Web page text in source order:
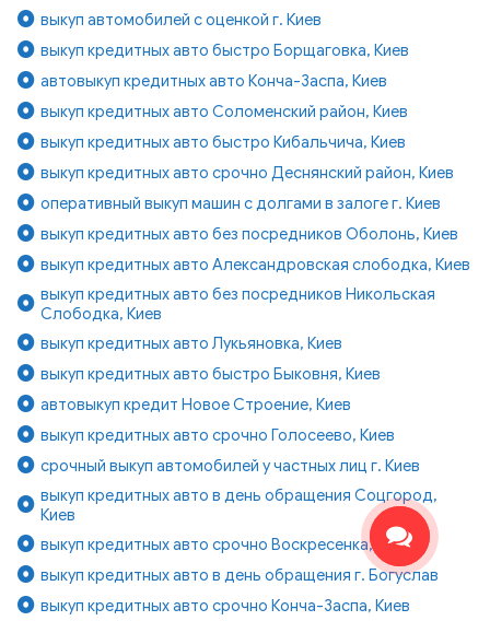
выкуп автомобилей с оценкой г. Киев
выкуп кредитных авто быстро Борщаговка, Киев
автовыкуп кредитных авто Конча-Заспа, Киев
выкуп кредитных авто Соломенский район, Киев
выкуп кредитных авто быстро Кибальчича, Киев
выкуп кредитных авто срочно Деснянский район, Киев
оперативный выкуп машин с долгами в залоге г. Киев
выкуп кредитных авто без посредников Оболонь, Киев
выкуп кредитных авто Александровская слободка, Киев
выкуп кредитных авто без посредников Никольская
Слободка, Киев
выкуп кредитных авто Лукьяновка, Киев
выкуп кредитных авто быстро Быковня, Киев
автовыкуп кредит Новое Строение, Киев
выкуп кредитных авто срочно Голосеево, Киев
срочный выкуп автомобилей у частных лиц г. Киев
выкуп кредитных авто в день обращения Соцгород,
Киев
выкуп кредитных авто срочно Воскресенка, Киев
выкуп кредитных авто в день обращения г. Богуслав
выкуп кредитных авто срочно Конча-Заспа, Киев